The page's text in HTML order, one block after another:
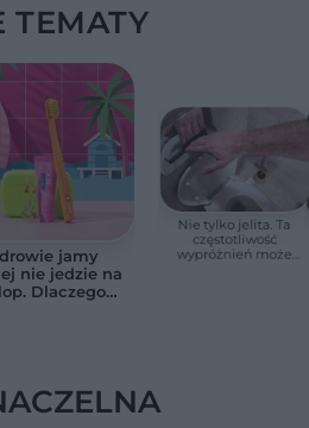
TEMATY
jamy
nie jedzie na
Dlaczego
Nie tylko jelita. Ta
częstotliwość
wypróżnień może